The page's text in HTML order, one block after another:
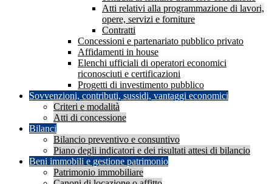
Atti relativi alla programmazione di lavori,
opere, servizi e forniture
Contratti
Concessioni e partenariato pubblico privato
Affidamenti in house
Elenchi ufficiali di operatori economici
riconosciuti e certificazioni
Progetti di investimento pubblico
Sovvenzioni, contributi, sussidi, vantaggi economici
Criteri e modalità
Atti di concessione
Bilanci
Bilancio preventivo e consuntivo
Piano degli indicatori e dei risultati attesi di bilancio
Beni immobili e gestione patrimonio
Patrimonio immobiliare